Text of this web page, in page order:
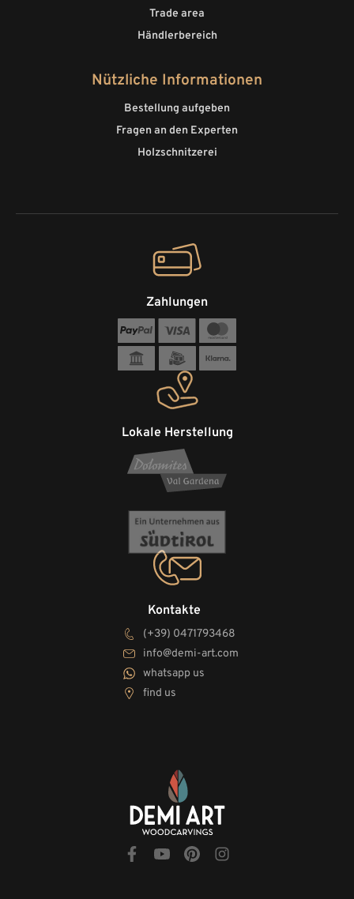
Trade area
Händlerbereich
Nützliche Informationen
Bestellung aufgeben
Fragen an den Experten
Holzschnitzerei
Kontakte
(+39) 0471793468
info@demi-art.com
whatsapp us
find us
Lokale Herstellung
Zahlungen